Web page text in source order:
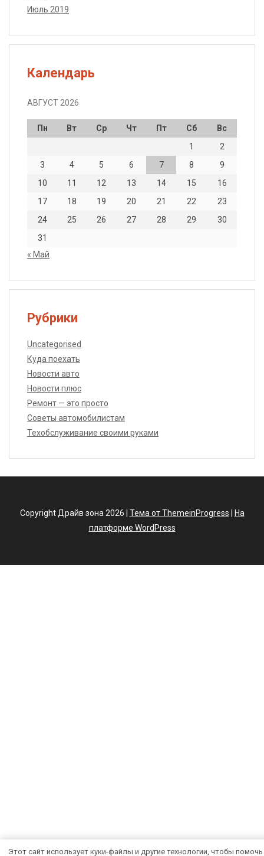
Июль 2019
Календарь
АВГУСТ 2026
Пн Вт Ср Чт Пт Сб
Вс
1
2
3
4 5 6 7 8
9
10
11 12 13 14 15
16
17
18 19 20 21 22
23
24
25 26 27 28 29
30
31
« Май
Рубрики
Uncategorised
Куда поехать
Новости авто
Новости плюс
Ремонт — это просто
Советы автомобилистам
Техобслуживание своими руками
Copyright Драйв зона 2026 | Тема от ThemeinProgress
На
платформе WordPress
Этот сайт использует куки-файлы и другие технологии, чтобы